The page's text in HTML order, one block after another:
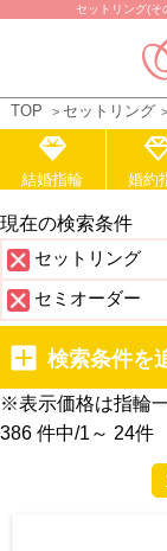
セットリング(
TOP セットリング
結婚指輪 婚約
現在の検索条件
セットリング
セミオーダー
検索条件を
※表示価格は指輪
386 件中/1～ 24件